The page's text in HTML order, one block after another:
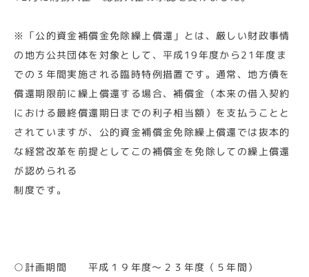
※「公的資金補償金免除繰上償還」とは、厳しい財政事情
の地方公共団体を対象として、平成19年度から21年度ま
での３年間実施される臨時特例措置です。通常、地方債を
償還期限前に繰上償還する場合、補償金（本来の借入契約
における最終償還期日までの利子相当額）を支払うことと
されていますが、公的資金補償金免除繰上償還では抜本的
な経営改革を前提としてこの補償金を免除しての繰上償還
が認められる
制度です。
○計画期間 平成１９年度～２３年度（５年間）